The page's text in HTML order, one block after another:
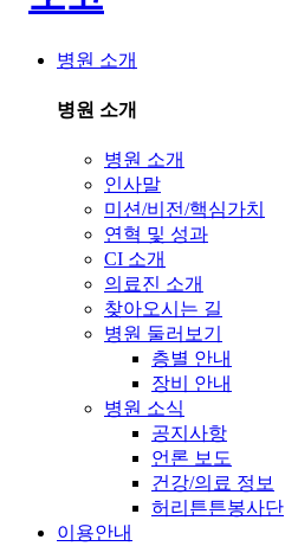
병원 소개
병원 소개
병원 소개
인사말
미션/비전/핵심가치
연혁 및 성과
CI 소개
의료진 소개
찾아오시는 길
병원 둘러보기
층별 안내
장비 안내
병원 소식
공지사항
언론 보도
건강/의료 정보
허리튼튼봉사단
이용안내